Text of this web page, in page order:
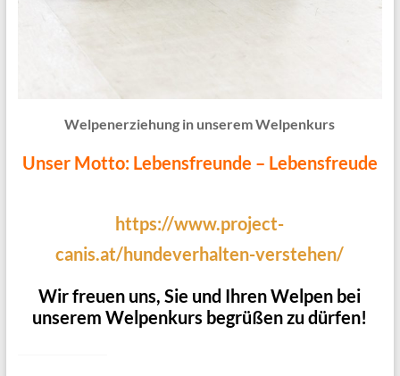
Welpenerziehung in unserem Welpenkurs
Unser Motto: Lebensfreunde – Lebensfreude
https://www.project-
canis.at/hundeverhalten-verstehen/
Wir freuen uns, Sie und Ihren Welpen bei
unserem Welpenkurs begrüßen zu dürfen!